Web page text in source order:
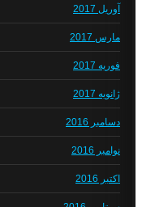
آوریل 2017
مارس 2017
فوریه 2017
ژانویه 2017
دسامبر 2016
نوامبر 2016
اکتبر 2016